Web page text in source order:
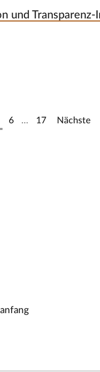
und
6 … 17 Nächste